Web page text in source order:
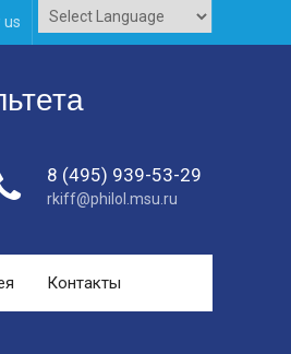
us
8 (495) 939-53-29
rkiff@philol.msu.ru
Контакты